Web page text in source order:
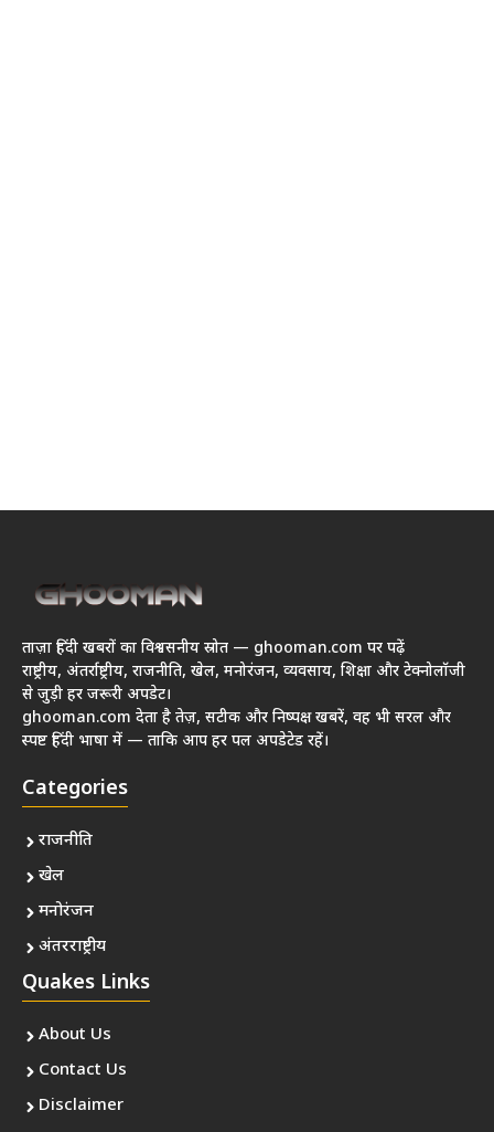
ताज़ा हिंदी खबरों का विश्वसनीय स्रोत — ghooman.com पर पढ़ें
राष्ट्रीय, अंतर्राष्ट्रीय, राजनीति, खेल, मनोरंजन, व्यवसाय, शिक्षा और टेक्नोलॉजी
से जुड़ी हर जरूरी अपडेट।
ghooman.com देता है तेज़, सटीक और निष्पक्ष खबरें, वह भी सरल और
स्पष्ट हिंदी भाषा में — ताकि आप हर पल अपडेटेड रहें।
Categories
राजनीति
खेल
मनोरंजन
अंतरराष्ट्रीय
Quakes Links
About Us
Contact Us
Disclaimer